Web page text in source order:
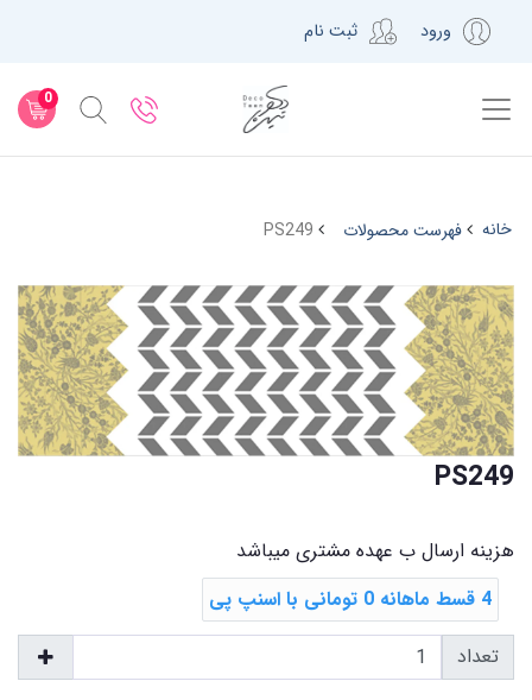
ورود ثبت نام
0
خانه فهرست محصولات PS249
PS249
هزینه ارسال ب عهده مشتری میباشد
4 قسط ماهانه 0 تومانی با اسنپ ‌پی
تعداد